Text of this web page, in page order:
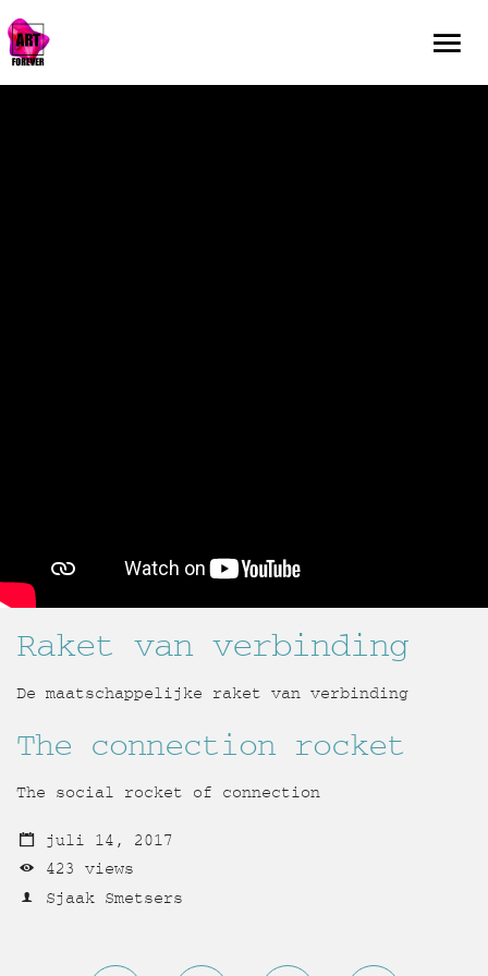
Raket van verbinding
De maatschappelijke raket van verbinding
The connection rocket
The social rocket of connection
juli 14, 2017
423 views
Sjaak Smetsers